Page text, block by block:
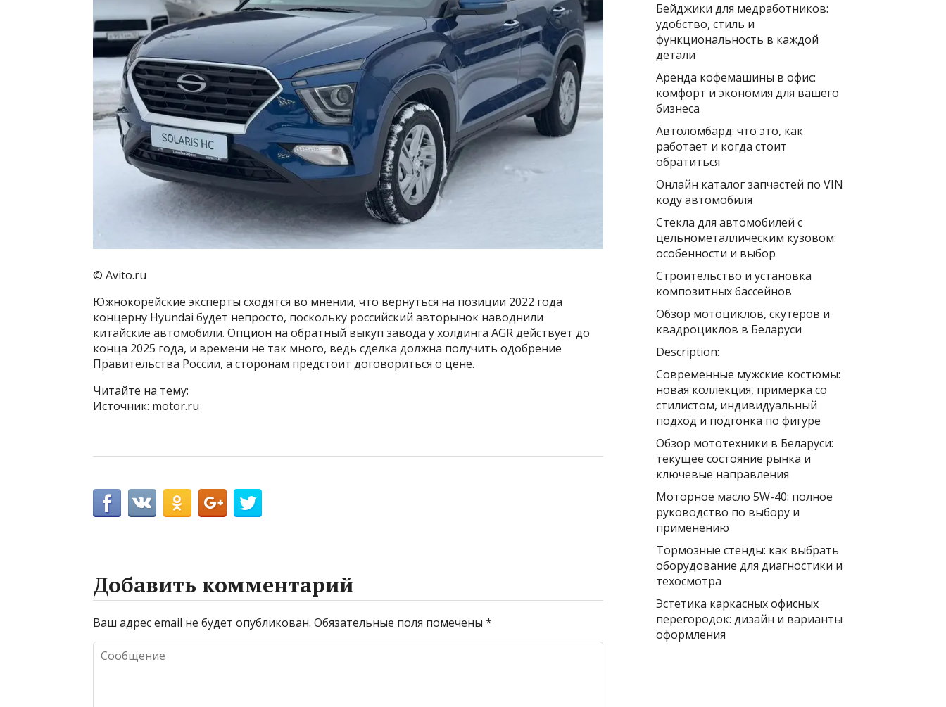
© Avito.ru
Южнокорейские эксперты сходятся во мнении, что вернуться на позиции 2022 года
концерну Hyundai будет непросто, поскольку российский авторынок наводнили
китайские автомобили. Опцион на обратный выкуп завода у холдинга AGR действует до
конца 2025 года, и времени не так много, ведь сделка должна получить одобрение
Правительства России, а сторонам предстоит договориться о цене.
Читайте на тему:
Источник: motor.ru
Добавить комментарий
Ваш адрес email не будет опубликован. Обязательные поля помечены *
Бейджики для медработников:
удобство, стиль и
функциональность в каждой
детали
Аренда кофемашины в офис:
комфорт и экономия для вашего
бизнеса
Автоломбард: что это, как
работает и когда стоит
обратиться
Онлайн каталог запчастей по VIN
коду автомобиля
Стекла для автомобилей с
цельнометаллическим кузовом:
особенности и выбор
Строительство и установка
композитных бассейнов
Обзор мотоциклов, скутеров и
квадроциклов в Беларуси
Description:
Современные мужские костюмы:
новая коллекция, примерка со
стилистом, индивидуальный
подход и подгонка по фигуре
Обзор мототехники в Беларуси:
текущее состояние рынка и
ключевые направления
Моторное масло 5W-40: полное
руководство по выбору и
применению
Тормозные стенды: как выбрать
оборудование для диагностики и
техосмотра
Эстетика каркасных офисных
перегородок: дизайн и варианты
оформления